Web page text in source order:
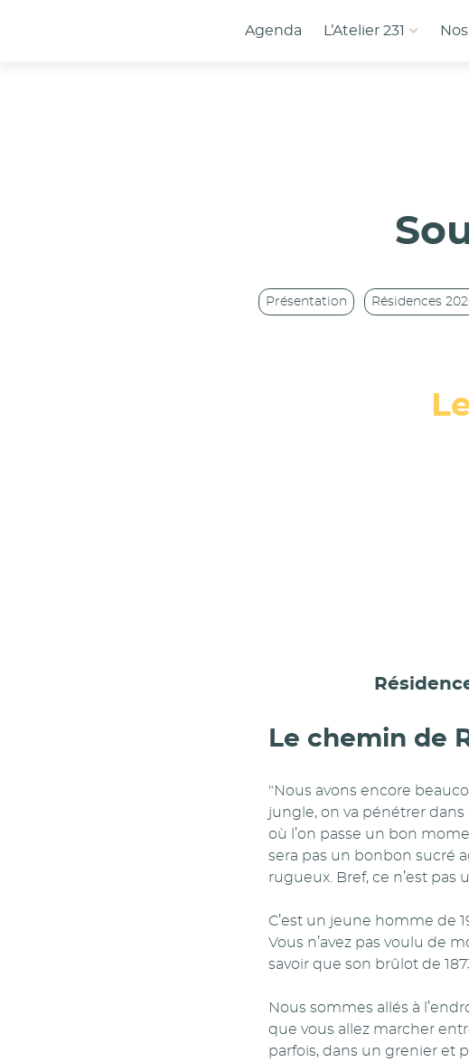
Agenda L’Atelier 231
Présentation Résidences
Le chemin de
"Nous avons encore
jungle, on va pénétrer dans
où l’on passe un bon
sera pas un bonbon sucré
rugueux. Bref, ce n’est
C’est un jeune homme de
Vous n’avez pas voulu de
savoir que son brûlot de
Nous sommes allés à
que vous allez marcher
parfois, dans un grenier et